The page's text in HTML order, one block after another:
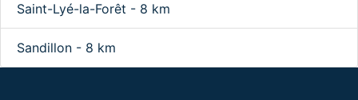
Saint-Lyé-la-Forêt - 8 km
Sandillon - 8 km